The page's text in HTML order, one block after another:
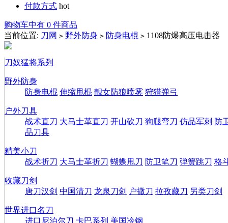
付款方式 hot
购物车中有 0 件商品
当前位置: 刀网 > 野外防身 > 防身电棍 > 1108防爆高压电击器
刀奴猛将系列
野外防身
防身电棍 伸缩甩棍 靓女防狼喷雾 狩猎弹弓
户外刀具
战术直刀 大马士革直刀 开山砍刀 狗腿弯刀 仿品军刺 防
品刀具
精美小刀
战术折刀 大马士革折刀 蝴蝶甩刀 防卫笔刀 弹簧跳刀 格
收藏刀剑
唐刀汉剑 中国清刀 龙泉刀剑 户撒刀 拉孜藏刀 另类刀剑
世界进口名刀
进口尼泊尔刀 卡巴系列 美国冷钢